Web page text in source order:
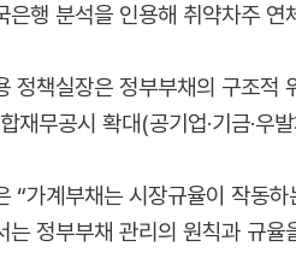
은행 분석을 인용해 취약차주
정책실장은 정부부채의 구조
무공시 확대(공기업·기금·우
“가계부채는 시장규율이 작동
는 정부부채 관리의 원칙과 규